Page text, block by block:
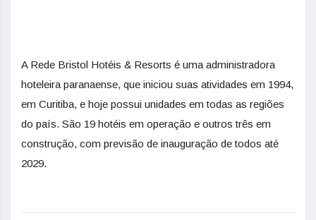
A Rede Bristol Hotéis & Resorts é uma administradora
hoteleira paranaense, que iniciou suas atividades em 1994,
em Curitiba, e hoje possui unidades em todas as regiões
do país. São 19 hotéis em operação e outros três em
construção, com previsão de inauguração de todos até
2029.